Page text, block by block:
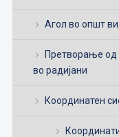
Агол во општ
Претворање од
во радијани
Координатен